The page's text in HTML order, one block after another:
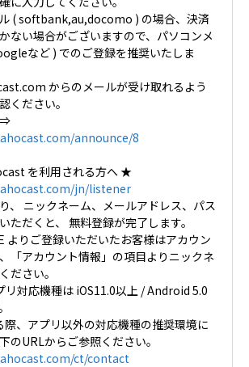
( softbank,au,docomo ) の場合、決済
ない場合がございますので、パソコンメ
など ) でのご登録を推奨いたしま
からのメールが受け取れるよう
ください。
⇒
announce/8
を利用される方へ ★
jn/listener
、 ニックネーム、メールアドレス、パス
ただくと、 無料登録が完了します。
りご登録いただいたお客様はアカウン
「アカウント情報」の項目よりニックネ
ださい。
対応機種は iOS11.0以上 / Android 5.0
、アプリ以外の対応機種の推奨環境に
のURLからご参照ください。
ct/contact